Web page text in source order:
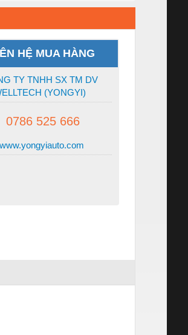
HỆ MUA HÀNG
TY TNHH SX TM DV
(YONGYI)
0786 525 666